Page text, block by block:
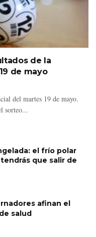
de la
de mayo
del martes 19 de mayo.
sorteo...
el frío polar
que salir de
afinan el
salud